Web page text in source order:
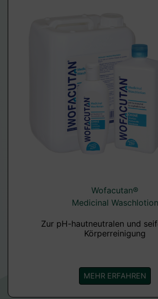
Wofacutan®
Medicinal Waschlotion
Zur pH-hautneutralen und
Körperreinigung
MEHR ERFAHREN